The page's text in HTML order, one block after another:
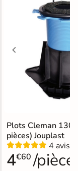
A poser sur plot
Plots Cleman
pièces) Jouplast
4 avis
4€60 /pièce